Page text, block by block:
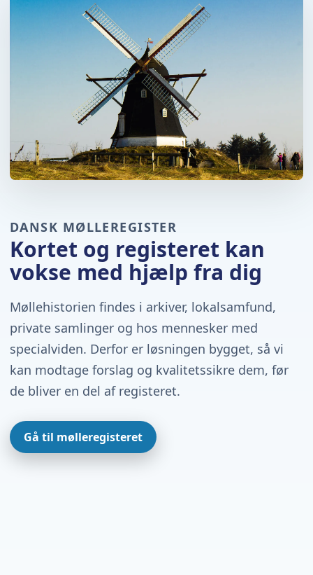
DANSK MØLLEREGISTER
Kortet og registeret kan
vokse med hjælp fra dig
Møllehistorien findes i arkiver, lokalsamfund,
private samlinger og hos mennesker med
specialviden. Derfor er løsningen bygget, så vi
kan modtage forslag og kvalitetssikre dem, før
de bliver en del af registeret.
Gå til mølleregisteret